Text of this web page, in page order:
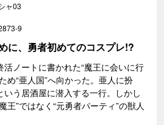
ャ03
9
に、勇者初めてのコスプレ!?
ノートに書かれた“魔王に会いに行
め“亜人国”へ向かった。亜人に扮
いう居酒屋に潜入する一行。しかし
王”ではなく“元勇者パーティ”の獣人